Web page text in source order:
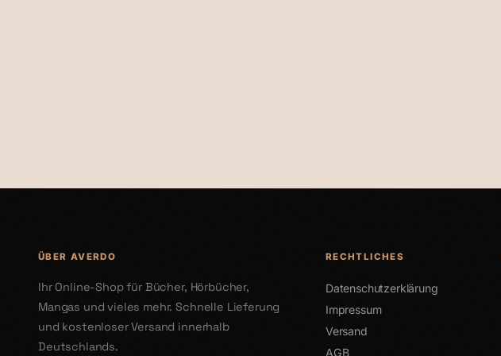
ÜBER AVERDO
Ihr Online-Shop für Bücher, Hörbücher,
Mangas und vieles mehr. Schnelle Lieferung
und kostenloser Versand innerhalb
Deutschlands.
RECHTLICHES
Datenschutzerklärung
Impressum
Versand
AGB